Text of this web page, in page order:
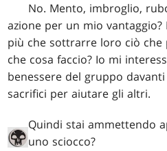
No. Mento, imbroglio,
azione per un mio
più che sottrarre loro ciò che
che cosa faccio? Io mi
benessere del gruppo
sacrifici per aiutare gli altri.
Quindi stai ammettendo
uno sciocco?